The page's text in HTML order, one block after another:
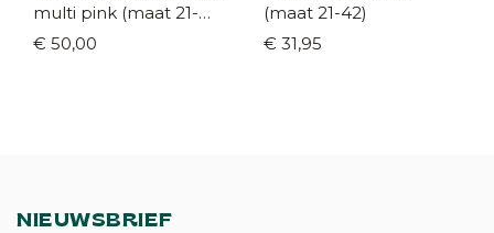
multi pink (maat 21-
38/39)
€ 50,00
(maat 21-42)
€ 31,95
NIEUWSBRIEF